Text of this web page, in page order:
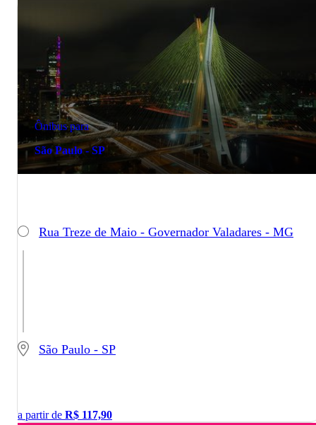
Ônibus para
São Paulo - SP
Rua Treze de Maio - Governador Valadares - MG
São Paulo - SP
a partir de R$ 117,90